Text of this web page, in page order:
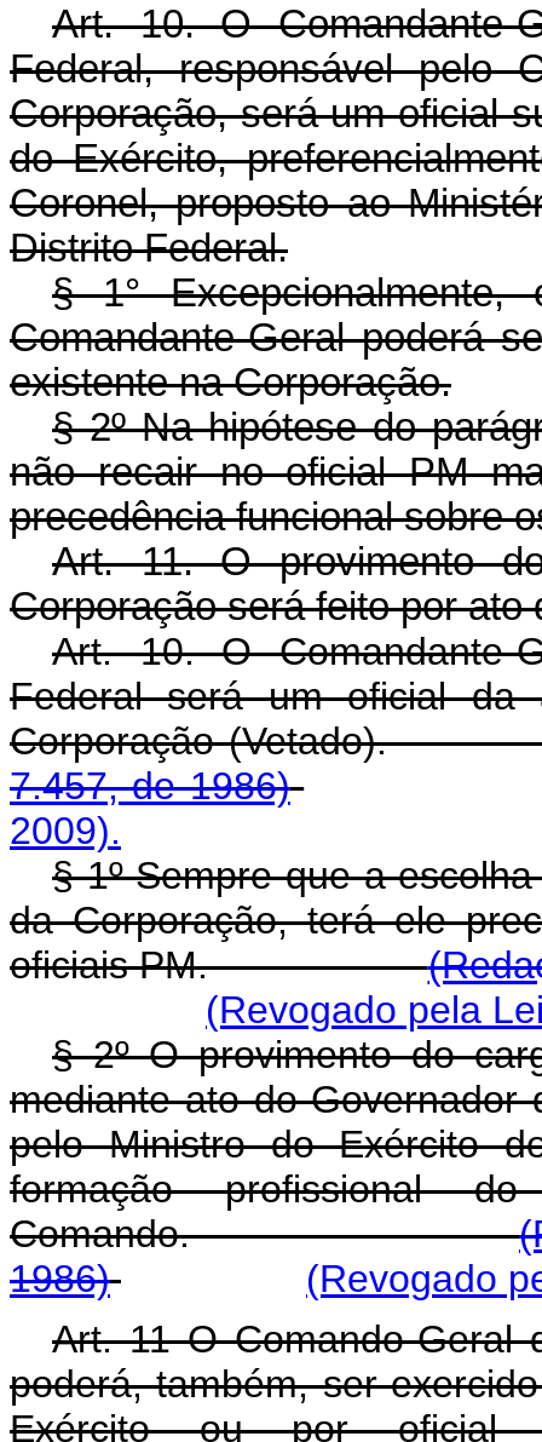
Art. 10. O Comandante-
Federal, responsável pelo
Corporação, será um oficial
do Exército,
Coronel, proposto ao
Distrito Federal.
§ 1°
Comandante-Geral poderá
existente na Corporação.
§ 2º Na hipótese do
não recair no oficial PM
precedência funcional sobre
Art. 11. O provimento
Corporação será feito por
Art. 10. O Comandante-
Federal será um oficial da
Corporação
7.457, de 1986)
2009).
§ 1º Sempre que a
da Corporação, terá ele
oficiais PM.
(Revogado pela
§ 2º O provimento do
mediante ato do Governador
pelo Ministro do Exército
formação profissional
Comando.
1986)
(Revogado
Art. 11 O Comando-Geral
poderá, também, ser
Exército ou por oficial